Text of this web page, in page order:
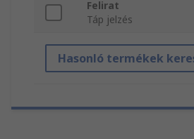
Felirat
Táp jelzés
Hasonló termékek